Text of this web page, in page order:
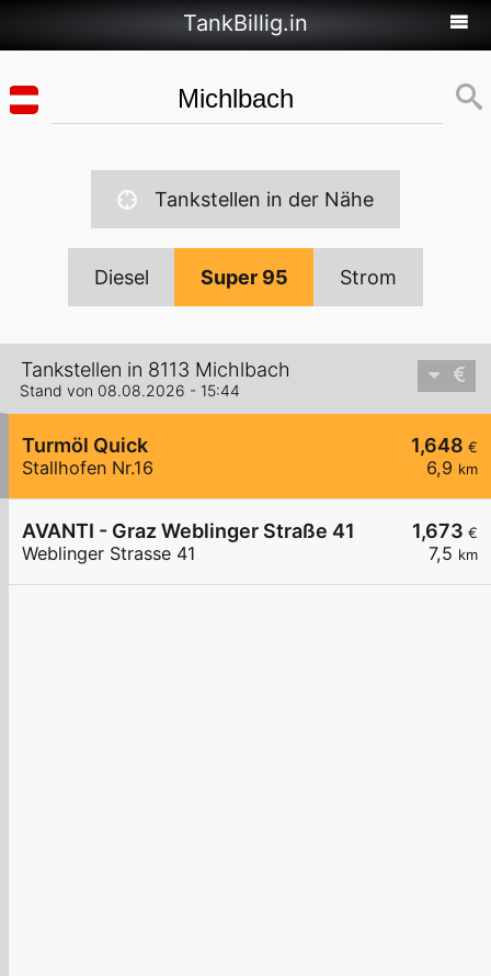
TankBillig.in
Tankstellen in der Nähe
Diesel Super 95 Strom
Tankstellen in 8113 Michlbach
Stand von 08.08.2026 - 15:44
1,648 €
6,9 km
Turmöl Quick
Stallhofen Nr.16
1,673 €
7,5 km
AVANTI - Graz Weblinger Straße 41
Weblinger Strasse 41